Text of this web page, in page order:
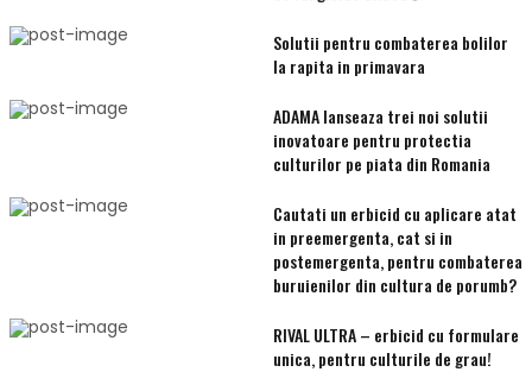
Solutii pentru combaterea bolilor
la rapita in primavara
ADAMA lanseaza trei noi solutii
inovatoare pentru protectia
culturilor pe piata din Romania
Cautati un erbicid cu aplicare atat
in preemergenta, cat si in
postemergenta, pentru combaterea
buruienilor din cultura de porumb?
RIVAL ULTRA – erbicid cu formulare
unica, pentru culturile de grau!